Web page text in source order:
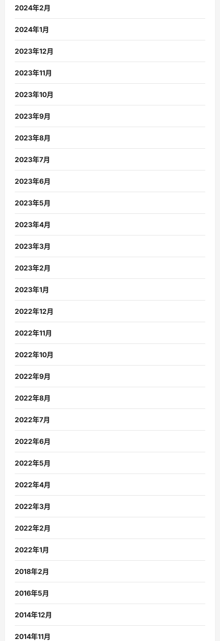
2024年2月
2024年1月
2023年12月
2023年11月
2023年10月
2023年9月
2023年8月
2023年7月
2023年6月
2023年5月
2023年4月
2023年3月
2023年2月
2023年1月
2022年12月
2022年11月
2022年10月
2022年9月
2022年8月
2022年7月
2022年6月
2022年5月
2022年4月
2022年3月
2022年2月
2022年1月
2018年2月
2016年5月
2014年12月
2014年11月